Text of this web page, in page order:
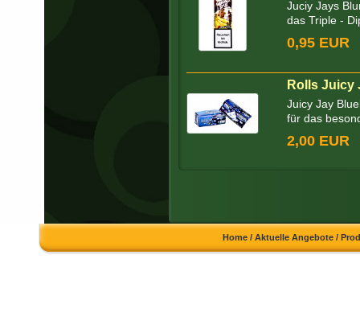
Juciy Jays
das Triple -
0,95 EUR
Rolls Juicy
Juicy Jay
für das
2,00 EUR
Home /Aktuelle Angebote /